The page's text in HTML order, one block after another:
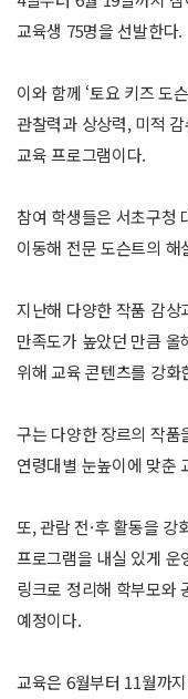
교육생 75명을 선발한다.
이와 함께 ‘토요 키즈 도
관찰력과 상상력, 미적
교육 프로그램이다.
참여 학생들은 서초구청
이동해 전문 도슨트의
지난해 다양한 작품 감
만족도가 높았던 만큼 올
위해 교육 콘텐츠를 강화
구는 다양한 장르의 작
연령대별 눈높이에 맞춘
또, 관람 전·후 활동을
프로그램을 내실 있게 운
링크로 정리해 학부모와
예정이다.
교육은 6월부터 11월까